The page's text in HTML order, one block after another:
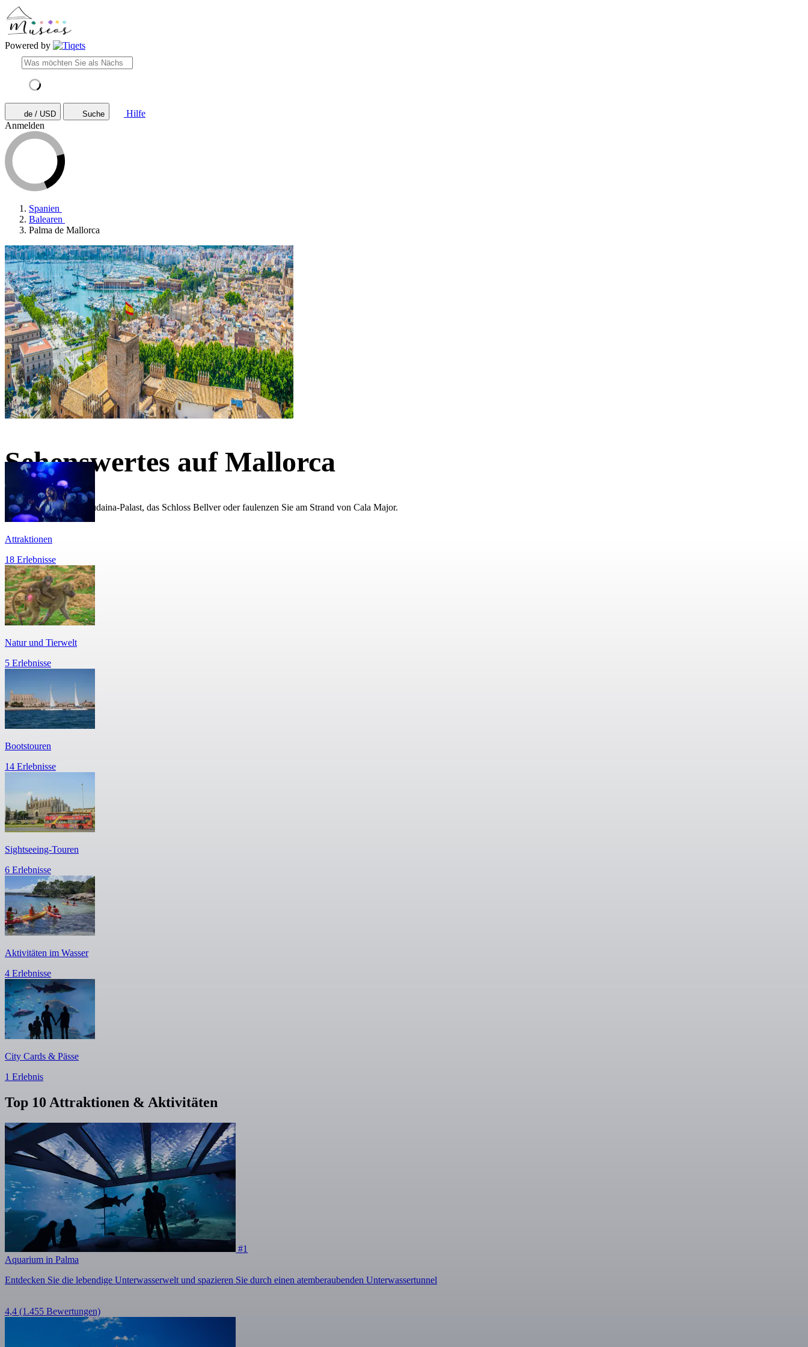
Powered by
de / USD Suche
Hilfe
Anmelden
Spanien
Balearen
Palma de Mallorca
Sehenswertes auf Mallorca
Erkunden Sie den Almudaina-Palast, das Schloss Bellver oder faulenzen Sie am Strand von Cala Major.
Attraktionen
18 Erlebnisse
Natur und Tierwelt
5 Erlebnisse
Bootstouren
14 Erlebnisse
Sightseeing-Touren
6 Erlebnisse
Aktivitäten im Wasser
4 Erlebnisse
City Cards & Pässe
1 Erlebnis
Top 10 Attraktionen & Aktivitäten
#1
Aquarium in Palma
Entdecken Sie die lebendige Unterwasserwelt und spazieren Sie durch einen atemberaubenden Unterwassertunnel
4,4 (1.455 Bewertungen)